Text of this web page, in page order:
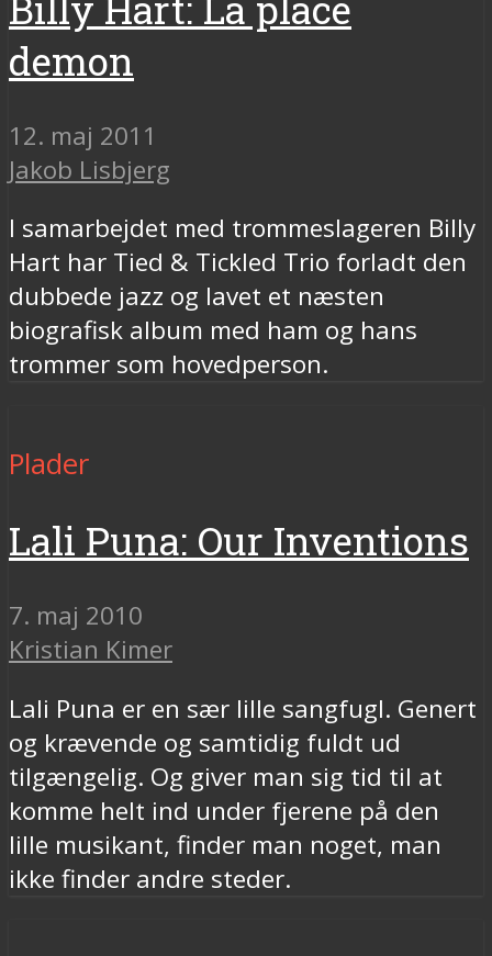
demon
12. maj 2011
Jakob Lisbjerg
I samarbejdet med trommeslageren Billy
Hart har Tied & Tickled Trio forladt den
dubbede jazz og lavet et næsten
biografisk album med ham og hans
trommer som hovedperson.
Plader
Lali Puna: Our Inventions
7. maj 2010
Kristian Kimer
Lali Puna er en sær lille sangfugl. Genert
og krævende og samtidig fuldt ud
tilgængelig. Og giver man sig tid til at
komme helt ind under fjerene på den
lille musikant, finder man noget, man
ikke finder andre steder.